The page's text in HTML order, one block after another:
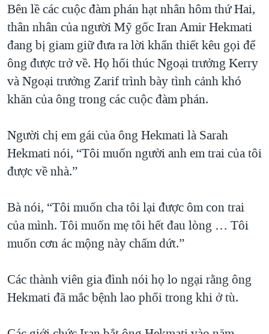
Bên lề các cuộc đàm phán hạt nhân hôm thứ Hai,
thân nhân của người Mỹ gốc Iran Amir Hekmati
đang bị giam giữ đưa ra lời khẩn thiết kêu gọi để
ông được trở về. Họ hối thúc Ngoại trưởng Kerry
và Ngoại trưởng Zarif trình bày tình cảnh khó
khăn của ông trong các cuộc đàm phán.
Người chị em gái của ông Hekmati là Sarah
Hekmati nói, “Tôi muốn người anh em trai của tôi
được về nhà.”
Bà nói, “Tôi muốn cha tôi lại được ôm con trai
của mình. Tôi muốn mẹ tôi hết đau lòng … Tôi
muốn cơn ác mộng này chấm dứt.”
Các thành viên gia đình nói họ lo ngại rằng ông
Hekmati đã mắc bệnh lao phổi trong khi ở tù.